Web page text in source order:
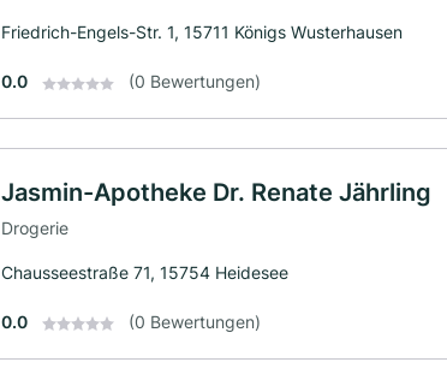
Friedrich-Engels-Str. 1, 15711 Königs Wusterhausen
0.0 (0 Bewertungen)
Jasmin-Apotheke Dr. Renate Jährling
Drogerie
Chausseestraße 71, 15754 Heidesee
0.0 (0 Bewertungen)